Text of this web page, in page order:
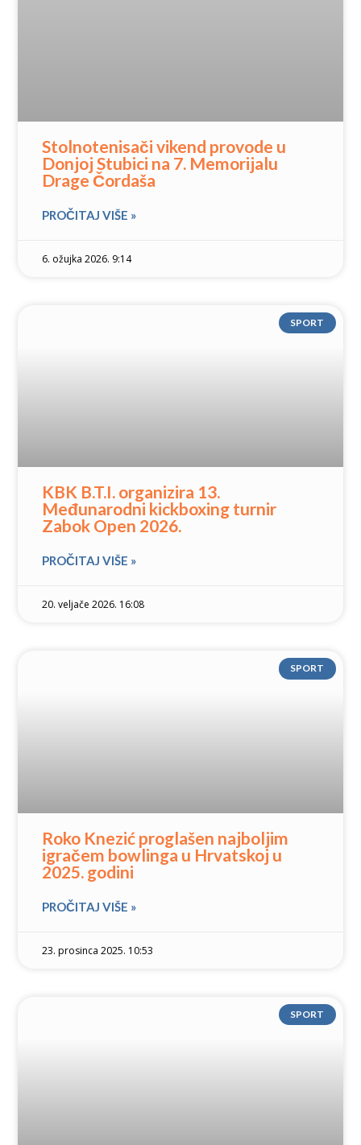
Stolnotenisači vikend provode u
Donjoj Stubici na 7. Memorijalu
Drage Čordaša
PROČITAJ VIŠE »
6. ožujka 2026. 9:14
SPORT
KBK B.T.I. organizira 13.
Međunarodni kickboxing turnir
Zabok Open 2026.
PROČITAJ VIŠE »
20. veljače 2026. 16:08
SPORT
Roko Knezić proglašen najboljim
igračem bowlinga u Hrvatskoj u
2025. godini
PROČITAJ VIŠE »
23. prosinca 2025. 10:53
SPORT